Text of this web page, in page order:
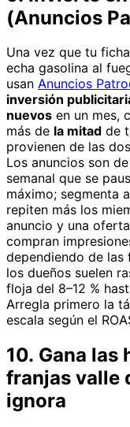
(Anuncios
Una vez que tu
echa gasolina al
usan Anuncios
inversión
nuevos en un mes,
más de la mitad de
provienen de las
Los anuncios son
semanal que se
máximo; segmenta
repiten más los
anuncio y una
compran
dependiendo de
los dueños suelen
floja del 8–12 %
Arregla primero la
escala según el
10. Gana las
franjas valle
ignora